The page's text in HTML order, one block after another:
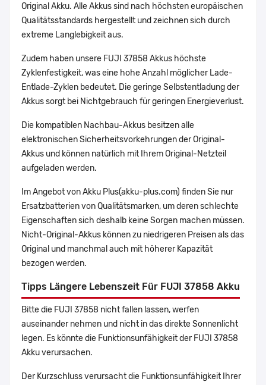
Original Akku. Alle Akkus sind nach höchsten europäischen
Qualitätsstandards hergestellt und zeichnen sich durch
extreme Langlebigkeit aus.
Zudem haben unsere FUJI 37858 Akkus höchste
Zyklenfestigkeit, was eine hohe Anzahl möglicher Lade-
Entlade-Zyklen bedeutet. Die geringe Selbstentladung der
Akkus sorgt bei Nichtgebrauch für geringen Energieverlust.
Die kompatiblen Nachbau-Akkus besitzen alle
elektronischen Sicherheitsvorkehrungen der Original-
Akkus und können natürlich mit Ihrem Original-Netzteil
aufgeladen werden.
Im Angebot von Akku Plus(akku-plus.com) finden Sie nur
Ersatzbatterien von Qualitätsmarken, um deren schlechte
Eigenschaften sich deshalb keine Sorgen machen müssen.
Nicht-Original-Akkus können zu niedrigeren Preisen als das
Original und manchmal auch mit höherer Kapazität
bezogen werden.
Tipps Längere Lebenszeit Für FUJI 37858 Akku
Bitte die FUJI 37858 nicht fallen lassen, werfen
auseinander nehmen und nicht in das direkte Sonnenlicht
legen. Es könnte die Funktionsunfähigkeit der FUJI 37858
Akku verursachen.
Der Kurzschluss verursacht die Funktionsunfähigkeit Ihrer